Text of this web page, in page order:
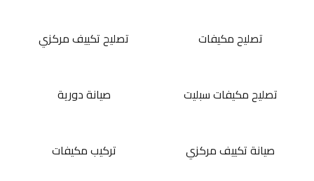
تصليح مكيفات تصليح تكييف مركزي
تصليح مكيفات سبليت صيانة دورية
صيانة تكييف مركزي تركيب مكيفات